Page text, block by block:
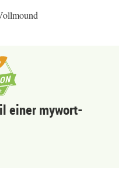
einer mywort-